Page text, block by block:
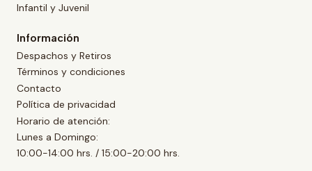
Infantil y Juvenil
Información
Despachos y Retiros
Términos y condiciones
Contacto
Política de privacidad
Horario de atención:
Lunes a Domingo:
10:00-14:00 hrs. / 15:00-20:00 hrs.